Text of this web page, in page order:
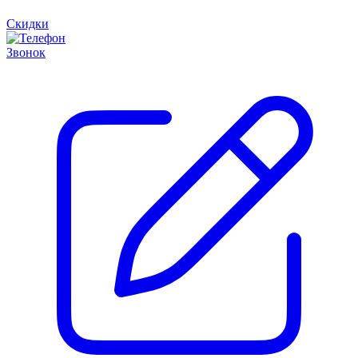
Скидки
Звонок